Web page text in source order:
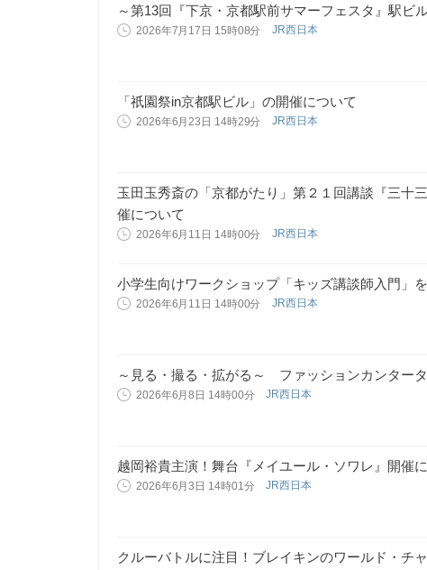
～第13回『下京・京都駅前サマーフェスタ』駅
2026年7月17日 15時08分 JR西日本
「祇園祭in京都駅ビル」の開催について
2026年6月23日 14時29分 JR西日本
玉田玉秀斎の「京都がたり」第２１回講談『三十
催について
2026年6月11日 14時00分 JR西日本
小学生向けワークショップ「キッズ講談師入門」
2026年6月11日 14時00分 JR西日本
～見る・撮る・拡がる～ ファッションカンター
2026年6月8日 14時00分 JR西日本
越岡裕貴主演！舞台『メイユール・ソワレ』開催
2026年6月3日 14時01分 JR西日本
クルーバトルに注目！ブレイキンのワールド・チ